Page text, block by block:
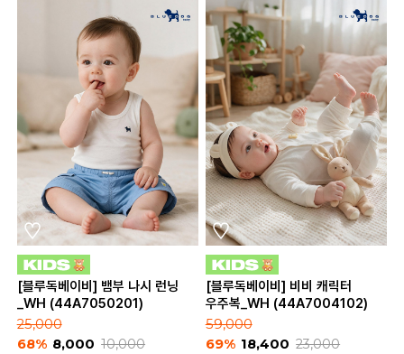
[블루독베이비] 뱀부 나시 런닝
_WH (44A7050201)
25,000
68% 8,000 10,000
[블루독베이비] 비비 캐릭터
우주복_WH (44A7004102)
59,000
69% 18,400 23,000